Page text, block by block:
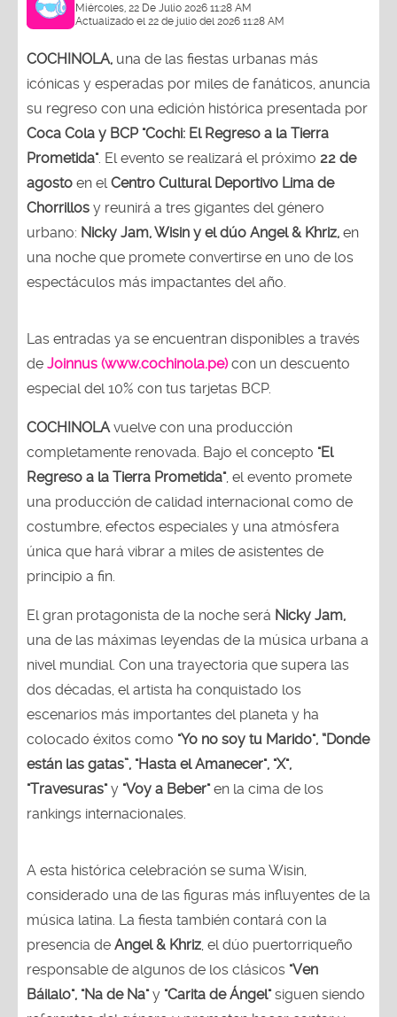
Miércoles, 22 De Julio 2026 11:28 AM
Actualizado el 22 de julio del 2026 11:28 AM
COCHINOLA, una de las fiestas urbanas más
icónicas y esperadas por miles de fanáticos, anuncia
su regreso con una edición histórica presentada por
Coca Cola y BCP "Cochi: El Regreso a la Tierra
Prometida". El evento se realizará el próximo 22 de
agosto en elCentro Cultural Deportivo Lima de
Chorrillos y reunirá a tres gigantes del género
urbano: Nicky Jam, Wisin y el dúo Angel & Khriz, en
una noche que promete convertirse en uno de los
espectáculos más impactantes del año.
Las entradas ya se encuentran disponibles a través
de Joinnus (www.cochinola.pe)con un descuento
especial del 10% con tus tarjetas BCP.
COCHINOLAvuelve con una producción
completamente renovada. Bajo el concepto "El
Regreso a la Tierra Prometida", el evento promete
una producción de calidad internacional como de
costumbre, efectos especiales y una atmósfera
única que hará vibrar a miles de asistentes de
principio a fin.
El gran protagonista de la noche será Nicky Jam,
una de las máximas leyendas de la música urbana a
nivel mundial. Con una trayectoria que supera las
dos décadas, el artista ha conquistado los
escenarios más importantes del planeta y ha
colocado éxitos como "Yo no soy tu Marido", “Donde
están las gatas”, "Hasta el Amanecer", "X",
"Travesuras"y "Voy a Beber"en la cima de los
rankings internacionales.
A esta histórica celebración se suma Wisin,
considerado una de las figuras más influyentes de la
música latina. La fiesta también contará con la
presencia de Angel & Khriz, el dúo puertorriqueño
responsable de algunos de los clásicos "Ven
Báilalo", "Na de Na"y "Carita de Ángel"siguen siendo